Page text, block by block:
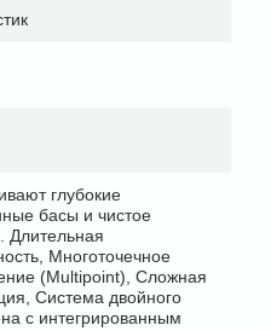
глубокие
басы и чистое
Длительная
Многоточечное
(Multipoint), Сложная
Система двойного
с интегрированным